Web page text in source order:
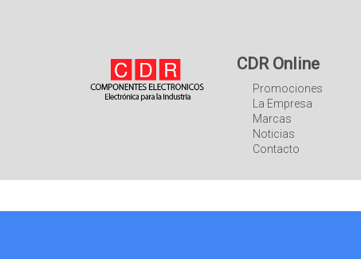
CDR Online
Promociones
La Empresa
Marcas
Noticias
Contacto